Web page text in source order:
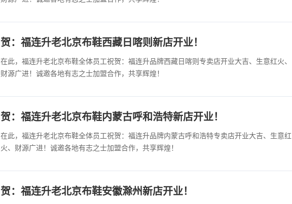
贺：福连升老北京布鞋西藏日喀则新店开业！
在此，福连升老北京布鞋全体员工祝贺：福连升品牌西藏日喀则专卖店开业大吉、生意红火、
财源广进！诚邀各地有志之士加盟合作，共享辉煌！
贺：福连升老北京布鞋内蒙古呼和浩特新店开业！
在此，福连升老北京布鞋全体员工祝贺：福连升品牌内蒙古呼和浩特专卖店开业大吉、生意红
火、财源广进！诚邀各地有志之士加盟合作，共享辉煌！
贺：福连升老北京布鞋安徽滁州新店开业！